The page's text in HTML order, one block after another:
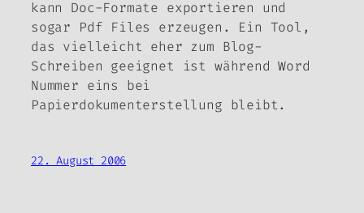
kann Doc-Formate exportieren und
sogar Pdf Files erzeugen. Ein Tool,
das vielleicht eher zum Blog-
Schreiben geeignet ist während Word
Nummer eins bei
Papierdokumenterstellung bleibt.
22. August 2006